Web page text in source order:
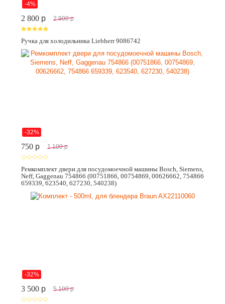
-4%
2 800 p 2 900 p
Ручка для холодильника Liebherr 9086742
-32%
750 p 1 100 p
Ремкомплект двери для посудомоечной машины Bosch, Siemens,
Neff, Gaggenau 754866 (00751866, 00754869, 00626662, 754866
659339, 623540, 627230, 540238)
-32%
3 500 p 5 100 p